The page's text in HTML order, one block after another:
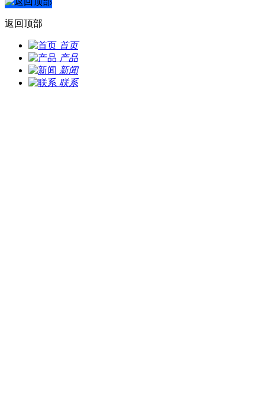
返回顶部
首页
产品
新闻
联系